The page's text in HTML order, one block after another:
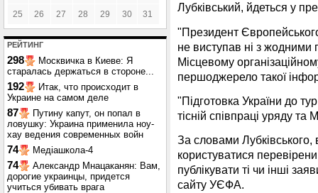
25 26 27 28 29 30 31
РЕЙТИНГ
298
Москвичка в Киеве: Я
старалась держаться в стороне...
192
Итак, что происходит в
Украине на самом деле
87
Путину капут, он попал в
ловушку: Украина применила ноу-
хау ведения современных войн
74 Медіашкола-4
74
Александр Мнацаканян: Вам,
дорогие украинцы, придется
учиться убивать врага
Лубківський, йдеться у
"Президент
не виступав ні з жодними
Місцевому
першоджерело такої
"Підготовка України до
тісній співпраці уряду та
За словами
користуватися
публікувати ті чи інші
сайту УЄФА.